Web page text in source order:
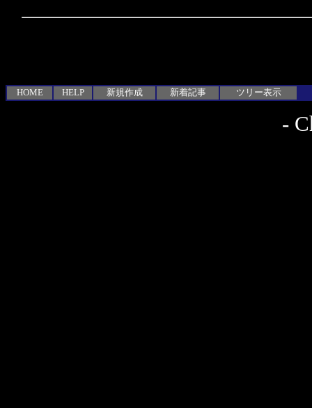
HOME HELP 新規作成 新着記事 ツリー表示
-